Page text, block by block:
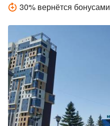
30% вернётся бонусами